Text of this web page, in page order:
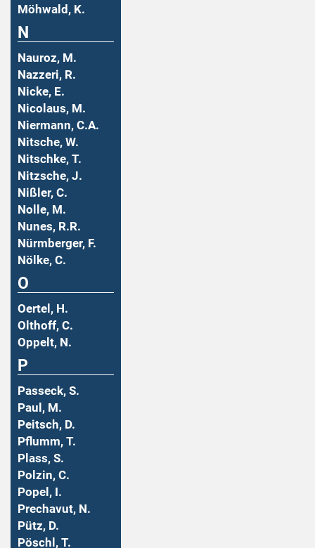
Möhwald, K.
N
Nauroz, M.
Nazzeri, R.
Nicke, E.
Nicolaus, M.
Niermann, C.A.
Nitsche, W.
Nitschke, T.
Nitzsche, J.
Nißler, C.
Nolle, M.
Nunes, R.R.
Nürmberger, F.
Nölke, C.
O
Oertel, H.
Olthoff, C.
Oppelt, N.
P
Passeck, S.
Paul, M.
Peitsch, D.
Pflumm, T.
Plass, S.
Polzin, C.
Popel, I.
Prechavut, N.
Pütz, D.
Pöschl, T.